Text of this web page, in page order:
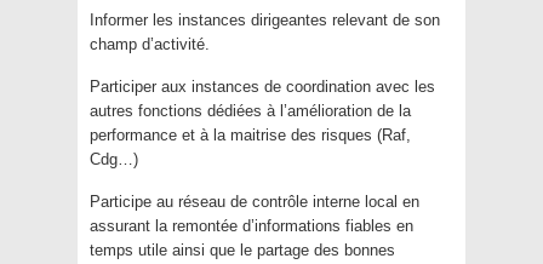
Informer les instances dirigeantes relevant de son
champ d’activité.
Participer aux instances de coordination avec les
autres fonctions dédiées à l’amélioration de la
performance et à la maitrise des risques (Raf,
Cdg…)
Participe au réseau de contrôle interne local en
assurant la remontée d’informations fiables en
temps utile ainsi que le partage des bonnes